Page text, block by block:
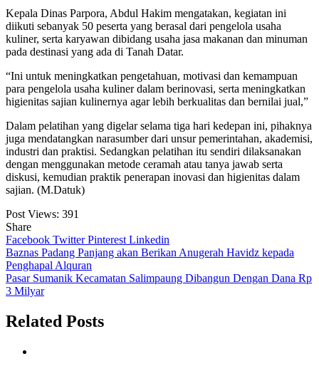
Kepala Dinas Parpora, Abdul Hakim mengatakan, kegiatan ini
diikuti sebanyak 50 peserta yang berasal dari pengelola usaha
kuliner, serta karyawan dibidang usaha jasa makanan dan minuman
pada destinasi yang ada di Tanah Datar.
“Ini untuk meningkatkan pengetahuan, motivasi dan kemampuan
para pengelola usaha kuliner dalam berinovasi, serta meningkatkan
higienitas sajian kulinernya agar lebih berkualitas dan bernilai jual,”
Dalam pelatihan yang digelar selama tiga hari kedepan ini, pihaknya
juga mendatangkan narasumber dari unsur pemerintahan, akademisi,
industri dan praktisi. Sedangkan pelatihan itu sendiri dilaksanakan
dengan menggunakan metode ceramah atau tanya jawab serta
diskusi, kemudian praktik penerapan inovasi dan higienitas dalam
sajian. (M.Datuk)
Post Views: 391
Share
Facebook TwitterPinterest Linkedin
Navigasi
pos
Baznas Padang Panjang akan Berikan Anugerah Havidz kepada
Penghapal Alquran
Pasar Sumanik Kecamatan Salimpaung Dibangun Dengan Dana Rp
3 Milyar
Related Posts